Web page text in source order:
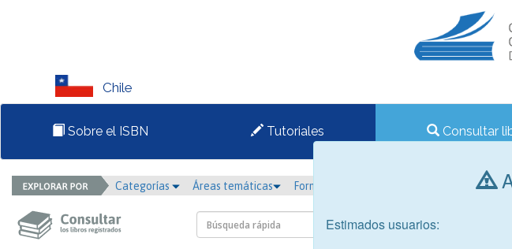
Chile
Sobre el ISBN Tutoriales Consultar
Categorías Áreas temáticas Formato
Estimados usuarios: